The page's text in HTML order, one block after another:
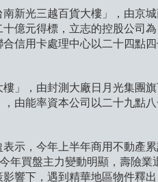
新光三越百貨大樓」，由京
億元得標，立志的控股公司
信用卡處理中心以二十四點
」，由封測大廠日月光集團
由能率資本公司以二十九點
示，今年上半年商用不動產
年買盤主力變動明顯，壽險
響下，遇到精華地區物件釋